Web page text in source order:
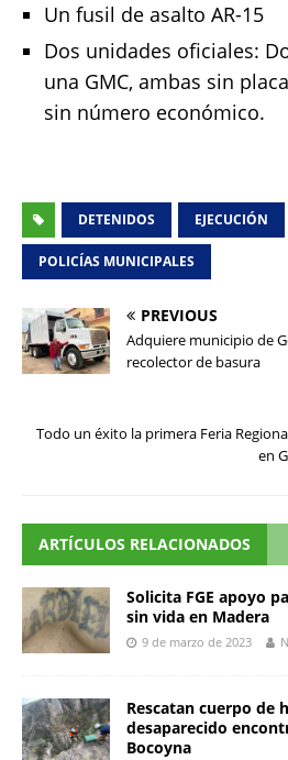
Un fusil de asalto AR-15
Dos unidades oficiales:
una GMC, ambas sin
sin número económico.
DETENIDOS EJECUCIÓN
POLICÍAS MUNICIPALES
PREVIOUS
Adquiere municipio de
recolector de basura
Todo un éxito la primera Feria
en
ARTÍCULOS RELACIONADOS
Solicita FGE apoyo
sin vida en Madera
9 de marzo de 2023
Rescatan cuerpo de
desaparecido
Bocoyna